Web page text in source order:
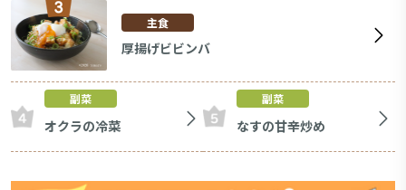
主食
厚揚げビビンバ
副菜
オクラの冷菜
副菜
なすの甘辛炒め